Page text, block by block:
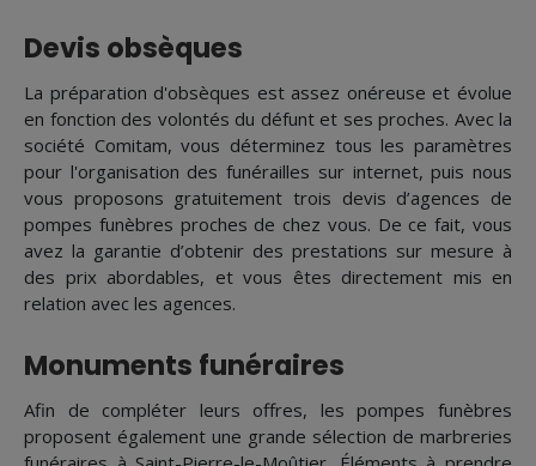
Devis obsèques
La préparation d'obsèques est assez onéreuse et évolue
en fonction des volontés du défunt et ses proches. Avec la
société Comitam, vous déterminez tous les paramètres
pour l'organisation des funérailles sur internet, puis nous
vous proposons gratuitement trois devis d’agences de
pompes funèbres proches de chez vous. De ce fait, vous
avez la garantie d’obtenir des prestations sur mesure à
des prix abordables, et vous êtes directement mis en
relation avec les agences.
Monuments funéraires
Afin de compléter leurs offres, les pompes funèbres
proposent également une grande sélection de marbreries